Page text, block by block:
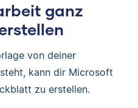
ganz
von deiner
kann dir Microsoft
zu erstellen.